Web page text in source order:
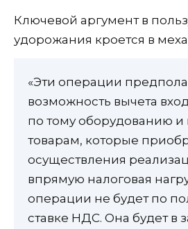
Ключевой аргумент в
удорожания кроется в
«Эти операции
возможность вычета
по тому оборудованию и
товарам, которые
осуществления
впрямую налоговая
операции не будет по
ставке НДС. Она будет в